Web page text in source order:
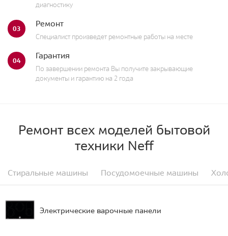
диагностику
03 Ремонт
Специалист произведет ремонтные работы на месте
04 Гарантия
По завершении ремонта Вы получите закрывающие
документы и гарантию на 2 года
Ремонт всех моделей бытовой
техники Neff
Стиральные машины Посудомоечные машины
Электрические варочные панели